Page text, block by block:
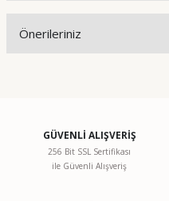
Önerileriniz
Görüş ve önerileriniz için
Ürün resmi kalitesiz,
GÜVENLİ ALIŞVERİŞ
256 Bit SSL Sertifikası
ile Güvenli Alışveriş